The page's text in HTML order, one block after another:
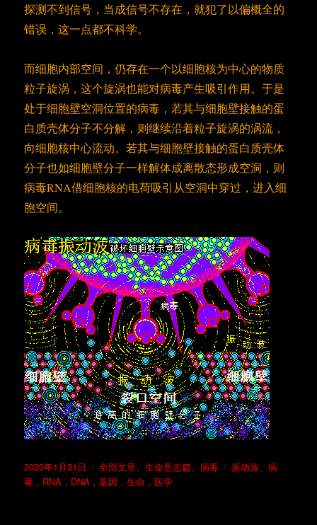
探测不到信号，当成信号不存在，就犯了以偏概全的
错误，这一点都不科学。
而细胞内部空间，仍存在一个以细胞核为中心的物质
粒子旋涡，这个旋涡也能对病毒产生吸引作用。于是
处于细胞壁空洞位置的病毒，若其与细胞壁接触的蛋
白质壳体分子不分解，则继续沿着粒子旋涡的涡流，
向细胞核中心流动。若其与细胞壁接触的蛋白质壳体
分子也如细胞壁分子一样解体成离散态形成空洞，则
病毒RNA借细胞核的电荷吸引从空洞中穿过，进入细
胞空间。
发
布
2020年1月31日
分
类
全部文章 、生命意志篇 、病毒
标
振动波 、病
毒，RNA，DNA，基因，生命，医学